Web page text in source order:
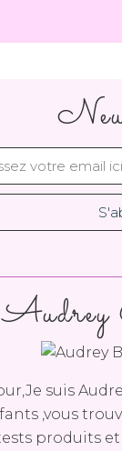
Audrey
suis
,vous
produits